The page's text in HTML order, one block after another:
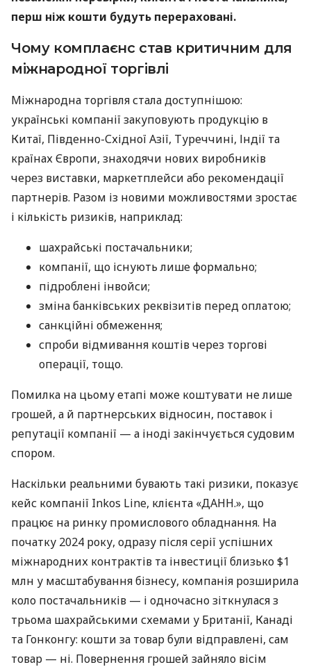
перш ніж кошти будуть перераховані.
Чому комплаєнс став критичним для
міжнародної торгівлі
Міжнародна торгівля стала доступнішою:
українські компанії закуповують продукцію в
Китаї, Південно-Східної Азії, Туреччині, Індії та
країнах Європи, знаходячи нових виробників
через виставки, маркетплейси або рекомендації
партнерів. Разом із новими можливостями зростає
і кількість ризиків, наприклад:
шахрайські постачальники;
компанії, що існують лише формально;
підроблені інвойси;
зміна банківських реквізитів перед оплатою;
санкційні обмеження;
спроби відмивання коштів через торгові
операції, тощо.
Помилка на цьому етапі може коштувати не лише
грошей, а й партнерських відносин, поставок і
репутації компанії — а іноді закінчується судовим
спором.
Наскільки реальними бувають такі ризики, показує
кейс компанії Inkos Line, клієнта «ДАНН.», що
працює на ринку промислового обладнання. На
початку 2024 року, одразу після серії успішних
міжнародних контрактів та інвестиції близько $1
млн у масштабування бізнесу, компанія розширила
коло постачальників — і одночасно зіткнулася з
трьома шахрайськими схемами у Британії, Канаді
та Гонконгу: кошти за товар були відправлені, сам
товар — ні. Повернення грошей зайняло вісім